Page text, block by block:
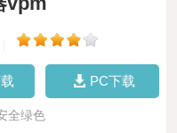
PC下载
全绿色